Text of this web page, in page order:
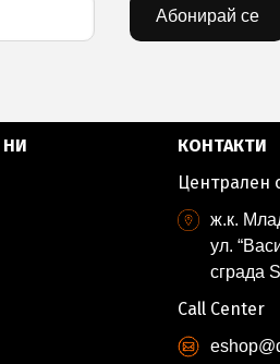
Абонирай се
КОНТАКТИ
Централен
ж.к.
ул.
сграда
Call Center